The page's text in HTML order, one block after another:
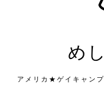
め
アメリカ★ゲイキャンプ